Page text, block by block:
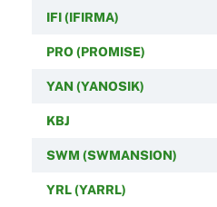
IFI (IFIRMA)
PRO (PROMISE)
YAN (YANOSIK)
KBJ
SWM (SWMANSION)
YRL (YARRL)